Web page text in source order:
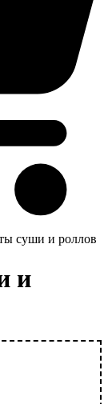
суши и роллов
и